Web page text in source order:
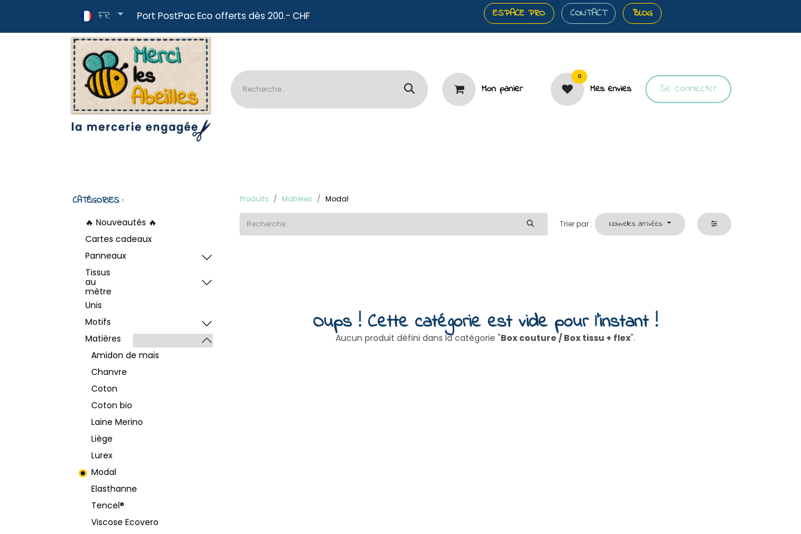
FR Port PostPac Eco offerts dès 200.- CHF ESPACE PRO CONTACT BLOG
Mon panier
0
Mes envies Se connecter
CATÉGORIES :
🔥 Nouveautés 🔥
Cartes cadeaux
Panneaux
Tissus
au
mètre
Unis
Motifs
Matières
Amidon de maïs
Chanvre
Coton
Coton bio
Laine Merino
Liège
Lurex
Modal
Elasthanne
Tencel®
Viscose Ecovero
Produits Matières Modal
Trier par : Nouvelles arrivées
Oups ! Cette catégorie est vide pour l'instant !
Aucun produit défini dans la catégorie "Box couture / Box tissu + flex".